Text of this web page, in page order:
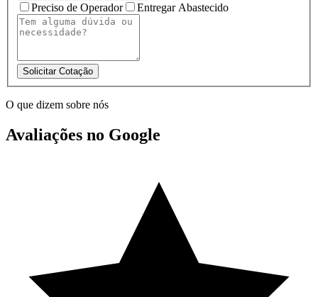
Preciso de Operador Entregar Abastecido
Solicitar Cotação
O que dizem sobre nós
Avaliações no Google